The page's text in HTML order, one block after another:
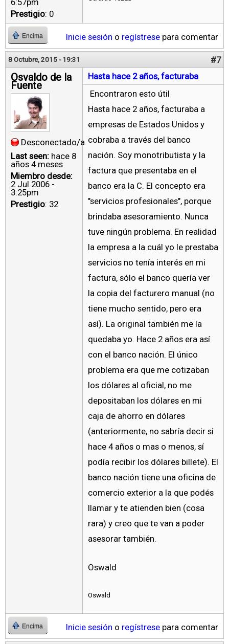
6:57pm
Prestigio: 0
Encima Inicie sesión o regístrese para comentar
8 Octubre, 2015 - 19:31 #7
Osvaldo de la
Fuente
Desconectado/a
Last seen: hace 8
años 4 meses
Miembro desde:
2 Jul 2006 -
3:25pm
Prestigio: 32
Hasta hace 2 años, facturaba
Encontraron esto útil
Hasta hace 2 años, facturaba a
empresas de Estados Unidos y
cobraba a través del banco
nación. Soy monotributista y la
factura que presentaba en el
banco era la C. El concepto era
"servicios profesionales", porque
brindaba asesoramiento. Nunca
tuve ningún problema. En realidad
la empresa a la cuál yo le prestaba
servicios no tenía interés en mi
factura, sólo el banco quería ver
la copia del facturero manual (no
tiene mucho sentido, pero era
así). La original también me la
quedaba yo. Hace 2 años era así
con el banco nación. El único
problema era que me cotizaban
los dólares al oficial, no me
depositaban los dólares en mi
caja de ahorro en dólares
(anteriormente, no sabría decir si
hace 4 años o mas o menos, sí
podía recibir los dólares billete). El
banco nación tiene una oficina de
comercio exterior a la que podés
llamar y te atienden bien (cosa
rara) y creo que te van a poder
asesorar también.
Oswald
Oswald
Encima Inicie sesión o regístrese para comentar